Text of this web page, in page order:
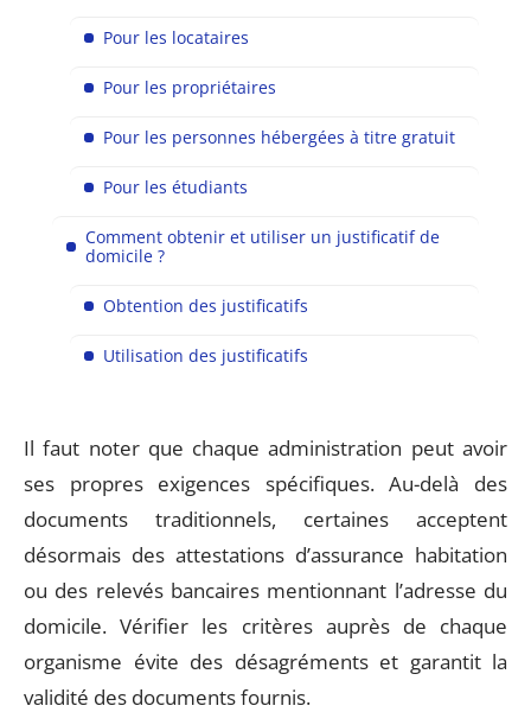
Pour les locataires
Pour les propriétaires
Pour les personnes hébergées à titre gratuit
Pour les étudiants
Comment obtenir et utiliser un justificatif de
domicile ?
Obtention des justificatifs
Utilisation des justificatifs
Il faut noter que chaque administration peut avoir
ses propres exigences spécifiques. Au-delà des
documents traditionnels, certaines acceptent
désormais des attestations d’assurance habitation
ou des relevés bancaires mentionnant l’adresse du
domicile. Vérifier les critères auprès de chaque
organisme évite des désagréments et garantit la
validité des documents fournis.